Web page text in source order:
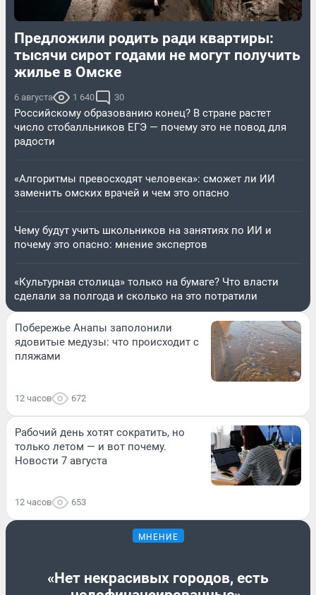
Предложили родить ради квартиры:
тысячи сирот годами не могут получить
жилье в Омске
6 августа 1 640 30
Российскому образованию конец? В стране растет
число стобалльников ЕГЭ — почему это не повод для
радости
«Алгоритмы превосходят человека»: сможет ли ИИ
заменить омских врачей и чем это опасно
Чему будут учить школьников на занятиях по ИИ и
почему это опасно: мнение экспертов
«Культурная столица» только на бумаге? Что власти
сделали за полгода и сколько на это потратили
Побережье Анапы заполонили
ядовитые медузы: что происходит с
пляжами
12 часов 672
Рабочий день хотят сократить, но
только летом — и вот почему.
Новости 7 августа
12 часов 653
МНЕНИЕ
«Нет некрасивых городов, есть